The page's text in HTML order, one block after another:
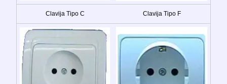
Clavija Tipo C Clavija Tipo F